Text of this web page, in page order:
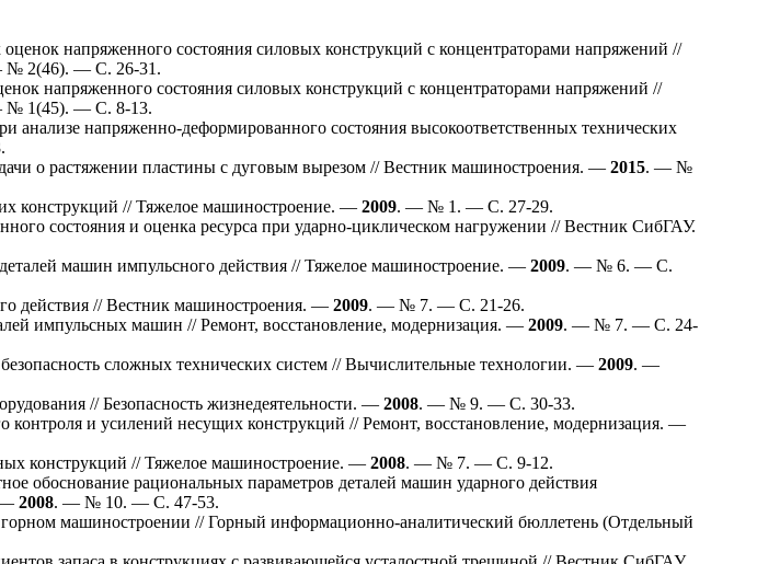
напряженного состояния силовых конструкций с концентраторами напряжений //
2(46). — С. 26-31.
напряженного состояния силовых конструкций с концентраторами напряжений //
1(45). — С. 8-13.
анализе напряженно-деформированного состояния высокоответственных технических
о растяжении пластины с дуговым вырезом // Вестник машиностроения. — 2015. — №
конструкций // Тяжелое машиностроение. — 2009. — № 1. — С. 27-29.
состояния и оценка ресурса при ударно-циклическом нагружении // Вестник СибГАУ.
машин импульсного действия // Тяжелое машиностроение. — 2009. — № 6. — С.
действия // Вестник машиностроения. — 2009. — № 7. — С. 21-26.
импульсных машин // Ремонт, восстановление, модернизация. — 2009. — № 7. — С. 24-
сложных технических систем // Вычислительные технологии. — 2009. —
// Безопасность жизнедеятельности. — 2008. — № 9. — С. 30-33.
контроля и усилений несущих конструкций // Ремонт, восстановление, модернизация. —
конструкций // Тяжелое машиностроение. — 2008. — № 7. — С. 9-12.
обоснование рациональных параметров деталей машин ударного действия
— 2008. — № 10. — С. 47-53.
машиностроении // Горный информационно-аналитический бюллетень (Отдельный